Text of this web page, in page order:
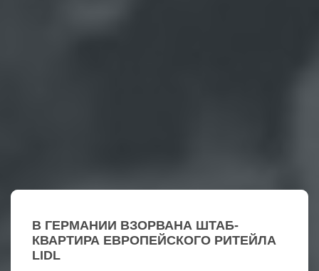
В ГЕРМАНИИ ВЗОРВАНА ШТАБ-
КВАРТИРА ЕВРОПЕЙСКОГО РИТЕЙЛА
LIDL